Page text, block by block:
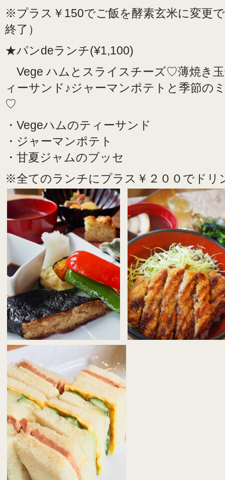
※プラス￥150でご飯を酵素玄米に変更
終了）
★パンdeランチ(¥1,100)
Vege ハムとスライスチーズ♡薄焼き
ィーサンド♪ジャーマンポテトと季節の
♡
・Vegeハムのティーサンド
・ジャーマンポテト
・甘夏ジャムのブッセ
※全てのランチにプラス￥２００でドリ